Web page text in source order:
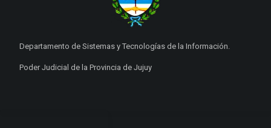
Departamento de Sistemas y Tecnologías de la Información.
Poder Judicial de la Provincia de Jujuy